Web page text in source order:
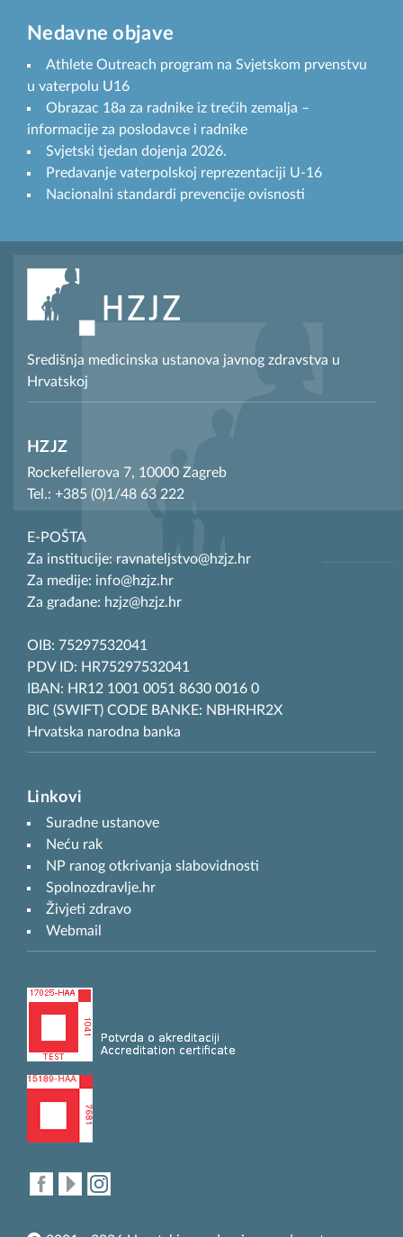
Nedavne objave
Athlete Outreach program na Svjetskom prvenstvu
u vaterpolu U16
Obrazac 18a za radnike iz trećih zemalja –
informacije za poslodavce i radnike
Svjetski tjedan dojenja 2026.
Predavanje vaterpolskoj reprezentaciji U-16
Nacionalni standardi prevencije ovisnosti
Središnja medicinska ustanova javnog zdravstva u
Hrvatskoj
HZJZ
Rockefellerova 7, 10000 Zagreb
Tel.: +385 (0)1/48 63 222
E-POŠTA
Za institucije: ravnateljstvo@hzjz.hr
Za medije: info@hzjz.hr
Za građane: hzjz@hzjz.hr
OIB: 75297532041
PDV ID: HR75297532041
IBAN: HR12 1001 0051 8630 0016 0
BIC (SWIFT) CODE BANKE: NBHRHR2X
Hrvatska narodna banka
Linkovi
Suradne ustanove
Neću rak
NP ranog otkrivanja slabovidnosti
Spolnozdravlje.hr
Živjeti zdravo
Webmail